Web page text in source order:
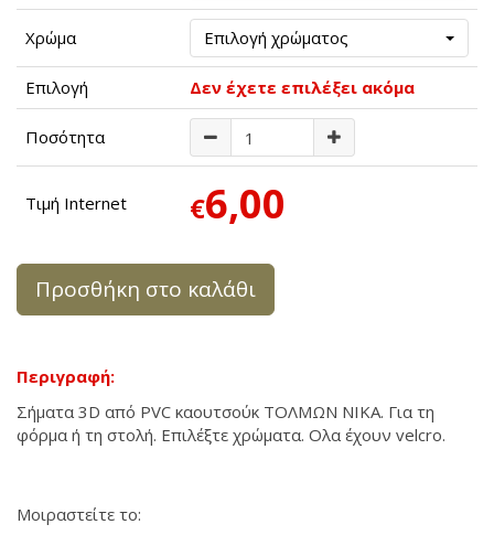
Χρώμα Επιλογή χρώματος
Επιλογή Δεν έχετε επιλέξει ακόμα
Ποσότητα
Τιμή Internet €6,00
Προσθήκη στο καλάθι
Περιγραφή:
Σήματα 3D από PVC καουτσούκ ΤΟΛΜΩΝ ΝΙΚΑ. Για τη
φόρμα ή τη στολή. Επιλέξτε χρώματα. Ολα έχουν velcro.
Μοιραστείτε το: